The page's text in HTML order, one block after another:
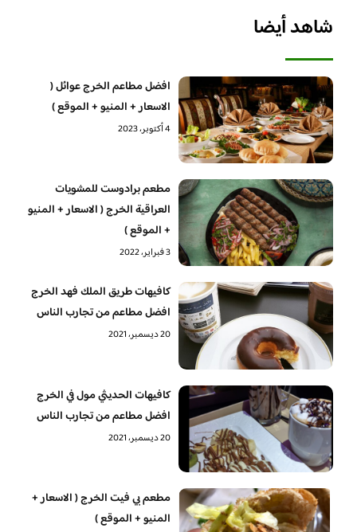
شاهد أيضا
افضل مطاعم الخرج عوائل (
الاسعار + المنيو + الموقع )
4 أكتوبر، 2023
مطعم برادوست للمشويات
العراقية الخرج ( الاسعار + المنيو
+ الموقع )
3 فبراير، 2022
كافيهات طريق الملك فهد الخرج
افضل مطاعم من تجارب الناس
20 ديسمبر، 2021
كافيهات الحديثي مول في الخرج
افضل مطاعم من تجارب الناس
20 ديسمبر، 2021
مطعم بي فيت الخرج ( الاسعار +
المنيو + الموقع )